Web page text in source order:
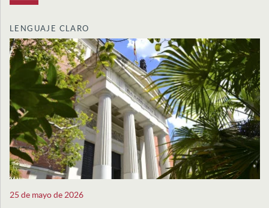
LENGUAJE CLARO
25 de mayo de 2026